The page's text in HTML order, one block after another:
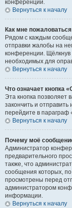
конференции.
Вернуться к началу
Как мне
Рядом с каждым
отправки жалобы на
конференции. Щёлкнув
необходимых для
Вернуться к началу
Что означает кнопка
Эта кнопка позволяет
закончить и
перейдите в параграф
Вернуться к началу
Почему моё
Администратор
предварительного
также, что
сообщения которых,
просмотрены перед
администратором
информации.
Вернуться к началу